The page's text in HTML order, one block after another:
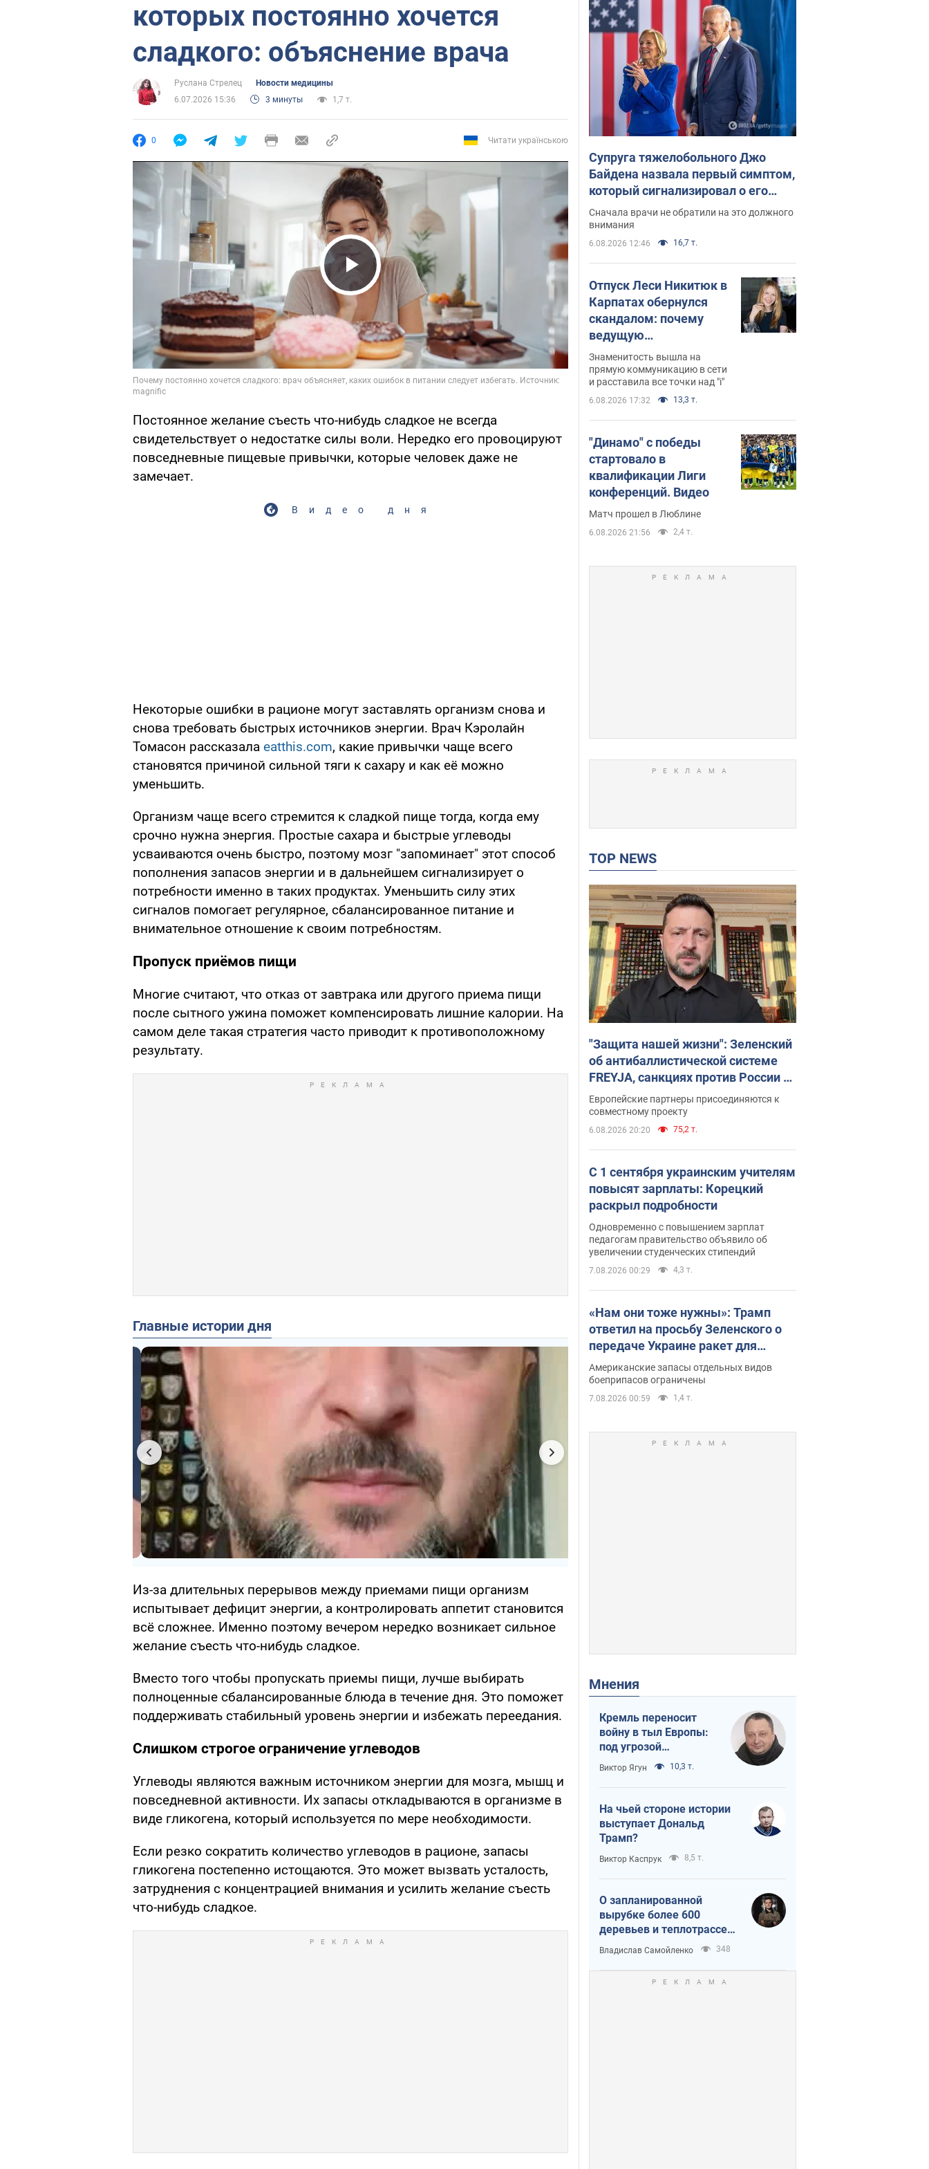
которых постоянно хочется
сладкого: объяснение врача
Руслана Стрелец
Новости медицины
6.07.2026 15:36
3 минуты 1,7 т.
0 Читати українською
Play Video
Постоянное желание съесть что-нибудь сладкое не всегда
свидетельствует о недостатке силы воли. Нередко его провоцируют
повседневные пищевые привычки, которые человек даже не
замечает.
Видео дня
Некоторые ошибки в рационе могут заставлять организм снова и
снова требовать быстрых источников энергии. Врач Кэролайн
Томасон рассказала eatthis.com, какие привычки чаще всего
становятся причиной сильной тяги к сахару и как её можно
уменьшить.
Организм чаще всего стремится к сладкой пище тогда, когда ему
срочно нужна энергия. Простые сахара и быстрые углеводы
усваиваются очень быстро, поэтому мозг "запоминает" этот способ
пополнения запасов энергии и в дальнейшем сигнализирует о
потребности именно в таких продуктах. Уменьшить силу этих
сигналов помогает регулярное, сбалансированное питание и
внимательное отношение к своим потребностям.
Пропуск приёмов пищи
Многие считают, что отказ от завтрака или другого приема пищи
после сытного ужина поможет компенсировать лишние калории. На
самом деле такая стратегия часто приводит к противоположному
результату.
Главные истории дня
Из-за длительных перерывов между приемами пищи организм
испытывает дефицит энергии, а контролировать аппетит становится
всё сложнее. Именно поэтому вечером нередко возникает сильное
желание съесть что-нибудь сладкое.
Вместо того чтобы пропускать приемы пищи, лучше выбирать
полноценные сбалансированные блюда в течение дня. Это поможет
поддерживать стабильный уровень энергии и избежать переедания.
Слишком строгое ограничение углеводов
Углеводы являются важным источником энергии для мозга, мышц и
повседневной активности. Их запасы откладываются в организме в
виде гликогена, который используется по мере необходимости.
Если резко сократить количество углеводов в рационе, запасы
гликогена постепенно истощаются. Это может вызвать усталость,
затруднения с концентрацией внимания и усилить желание съесть
что-нибудь сладкое.
Супруга тяжелобольного Джо
Байдена назвала первый симптом,
который сигнализировал о его
"агрессивном" раке
Сначала врачи не обратили на это должного
внимания
6.08.2026 12:46 16,7 т.
Отпуск Леси Никитюк в
Карпатах обернулся
скандалом: почему
ведущую
несправедливо
захейтили
Знаменитость вышла на
прямую коммуникацию в сети
и расставила все точки над "i"
6.08.2026 17:32 13,3 т.
"Динамо" с победы
стартовало в
квалификации Лиги
конференций. Видео
Матч прошел в Люблине
6.08.2026 21:56 2,4 т.
TOP NEWS
"Защита нашей жизни": Зеленский
об антибаллистической системе
FREYJA, санкциях против России и
поддержке аграриев. Видео
Европейские партнеры присоединяются к
совместному проекту
6.08.2026 20:20 75,2 т.
С 1 сентября украинским учителям
повысят зарплаты: Корецкий
раскрыл подробности
Одновременно с повышением зарплат
педагогам правительство объявило об
увеличении студенческих стипендий
7.08.2026 00:29 4,3 т.
«Нам они тоже нужны»: Трамп
ответил на просьбу Зеленского о
передаче Украине ракет для
Patriot
Американские запасы отдельных видов
боеприпасов ограничены
7.08.2026 00:59 1,4 т.
Мнения
Кремль переносит
войну в тыл Европы:
под угрозой
критическая
логистика
Виктор Ягун 10,3 т.
На чьей стороне истории
выступает Дональд
Трамп?
Виктор Каспрук 8,5 т.
О запланированной
вырубке более 600
деревьев и теплотрассе:
что происходит на
Теремках в Киеве
Владислав Самойленко 348